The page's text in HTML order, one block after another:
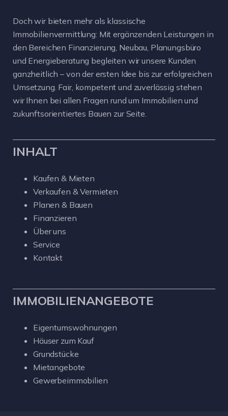
Doch wir bieten mehr als klassische
Immobilienvermittlung: Mit ergänzenden Leistungen in
den Bereichen Finanzierung, Neubau, Planungsbüro
und Energieberatung begleiten wir unsere Kunden
ganzheitlich – von der ersten Idee bis zur erfolgreichen
Umsetzung. Fair, kompetent und zuverlässig stehen
wir Ihnen bei allen Fragen rund um Immobilien und
zukunftsorientiertes Bauen zur Seite.
INHALT
Kaufen & Mieten
Verkaufen & Vermieten
Planen & Bauen
Finanzieren
Über uns
Service
Kontakt
IMMOBILIENANGEBOTE
Eigentumswohnungen
Häuser zum Kauf
Grundstücke
Mietangebote
Gewerbeimmobilien